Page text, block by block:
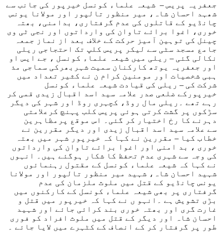
جعفریہ پریس – شیعہ علماء کونسل خیرپور
کی جانب سے
شھہد احسان شاہ، میر منظور تالپور اور مولانا یونس
چانڈیو کے قاتلوں کی عدم گرفتاری، بدامنی ،
بھتہ
خوری ، اغوا برائے تاوان کی وارداتوں اور نجی ٹی وی
چینل کی توہین آمیز حرکت کے خلاف بعد از نماز جمعہ
جامع مسجد سٹی سے لیکر پریس کلپ تک احتجاجی ریلی
نکالی گئی – ریلی میں شیعہ علماء کونسل ، جے ایس او
اور
جعفریہ یوت ھ کارکنان سمیت شہر بھ رکی سماجی مذ
ہ بی شخصیات اور مومنین کرام ن نے کثیر تعداد میں
شرکت کی – ریلی کی قیادت شیعہ علماء کونسل
خیرپور کے ضلعی صدر علام
سید اسد اقبال زیدی قمی کر
رہے تھے ۔ریلی مال روڈ، کچہری روڈ اور شہر کی دیگر
سڑکوں پر گشت کرتی ہو ئی پریس کلب پ ہنچ کرعلامتی
د ہرن ے کا رخ اختیار کر گئی ۔ اس موقع پرمظا ہرین
س ے علام
سید اسد اقبال زیدی اور دیگر مقررین نے
خطاب کیا – مقررین نے کہا کہ خیرپور شہر میں بھتہ
خوری ، بد امنی اور اغوا برائے تاوان کی وارداتوں
کی وجہ سے شہری عدم تحفظ کا شکار ہوگئے ہیں۔ انہوں
نے کہا کہ شیعہ علماء کونسل کے مقتول رہنمائوں
شہید احسان شاہ، شہید میر منظور تالپور اور مولانا
یونس چانڈیو کے قتل میں ملوث ملزمان کی عدم
گرفتاری پر بھی شیعہ علماء کونسل کے کارکنوں میں
بڑی تشویش ہے ۔انہو ں نے کہا کہ خیرپور میں قتل و
غارت گری اور بھتہ خوری بند کرائی جائے اور شہید
احسان شاہ اور دیگر کے قتل میں ملوث افراد کو فوری
طور پر گرفتار کر کے انصاف کے کٹہرے میں لایا جائے ۔